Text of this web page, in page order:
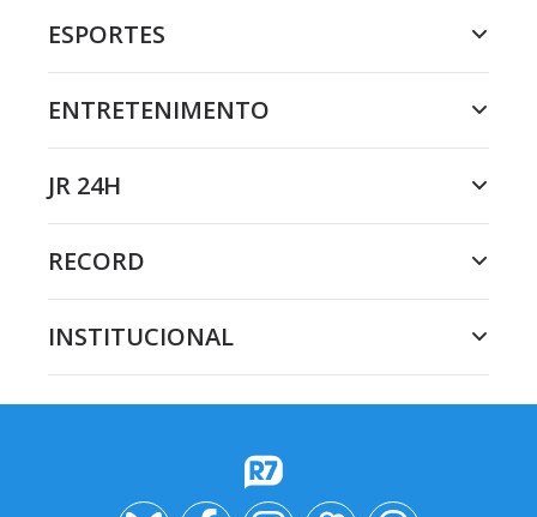
ESPORTES
ENTRETENIMENTO
JR 24H
RECORD
INSTITUCIONAL